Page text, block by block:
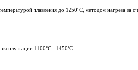
плавления до 1250°C, методом нагрева за
1100°C - 1450°C.